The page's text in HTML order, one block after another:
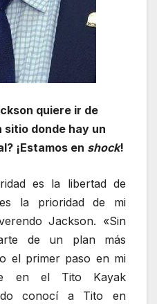
quiere ir de
sitio donde hay un
¡Estamos en shock!
es la libertad de
la prioridad de mi
Jackson. «Sin
de un plan más
el primer paso en mi
en el Tito Kayak
conocí a Tito en